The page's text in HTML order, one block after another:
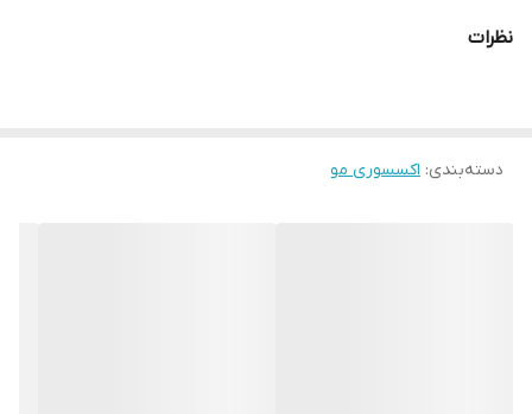
نظرات
دسته‌بندی: اکسسوری مو